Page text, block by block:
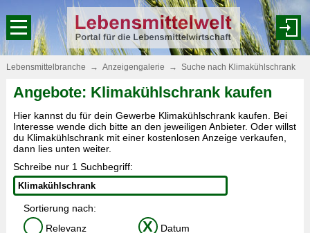
Lebensmittelbranche → Anzeigengalerie → Suche nach Klimakühlschrank
Angebote: Klimakühlschrank kaufen
Hier kannst du für dein Gewerbe Klimakühlschrank kaufen. Bei
Interesse wende dich bitte an den jeweiligen Anbieter. Oder willst
du Klimakühlschrank mit einer kostenlosen Anzeige verkaufen,
dann lies unten weiter.
Schreibe nur 1 Suchbegriff:
Sortierung nach:
Relevanz
X Datum